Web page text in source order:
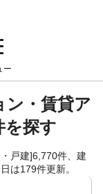
ー
ン・賃貸ア
を探す
戸建]6,770件、建
は179件更新。